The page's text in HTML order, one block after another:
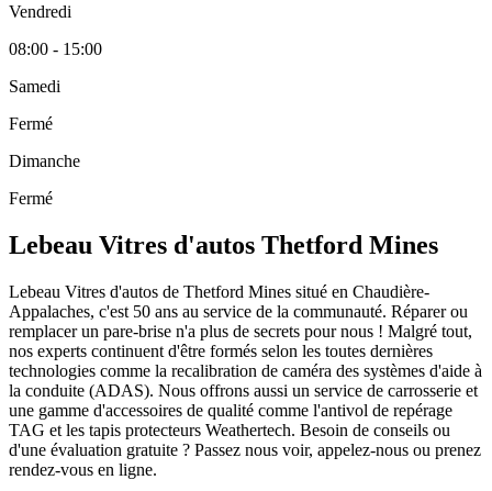
Vendredi
08:00 - 15:00
Samedi
Fermé
Dimanche
Fermé
Lebeau Vitres d'autos Thetford Mines
Lebeau Vitres d'autos de Thetford Mines situé en Chaudière-
Appalaches, c'est 50 ans au service de la communauté. Réparer ou
remplacer un pare-brise n'a plus de secrets pour nous ! Malgré tout,
nos experts continuent d'être formés selon les toutes dernières
technologies comme la recalibration de caméra des systèmes d'aide à
la conduite (ADAS). Nous offrons aussi un service de carrosserie et
une gamme d'accessoires de qualité comme l'antivol de repérage
TAG et les tapis protecteurs Weathertech. Besoin de conseils ou
d'une évaluation gratuite ? Passez nous voir, appelez-nous ou prenez
rendez-vous en ligne.